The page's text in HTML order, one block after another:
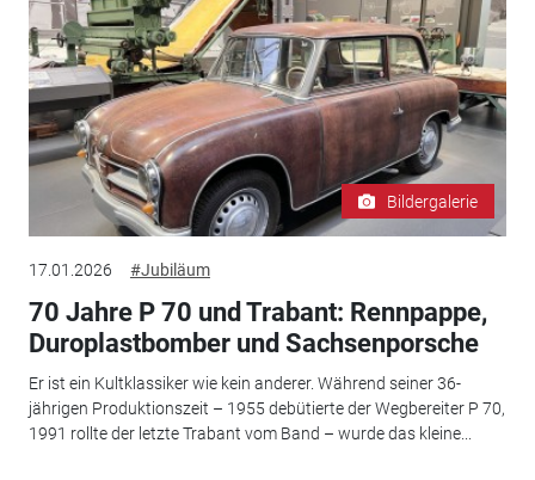
Bildergalerie
17.01.2026 #Jubiläum
70 Jahre P 70 und Trabant: Rennpappe,
Duroplastbomber und Sachsenporsche
Er ist ein Kultklassiker wie kein anderer. Während seiner 36-
jährigen Produktionszeit – 1955 debütierte der Wegbereiter P 70,
1991 rollte der letzte Trabant vom Band – wurde das kleine...